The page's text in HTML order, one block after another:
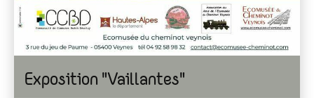
Exposition "Vaillantes"